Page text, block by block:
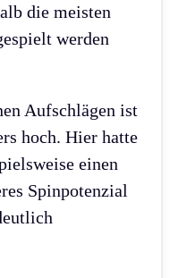
die meisten
werden
Aufschlägen ist
hoch. Hier hatte
einen
Spinpotenzial